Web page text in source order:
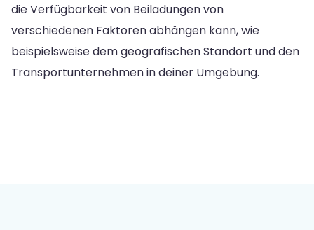
die Verfügbarkeit von Beiladungen von
verschiedenen Faktoren abhängen kann, wie
beispielsweise dem geografischen Standort und den
Transportunternehmen in deiner Umgebung.